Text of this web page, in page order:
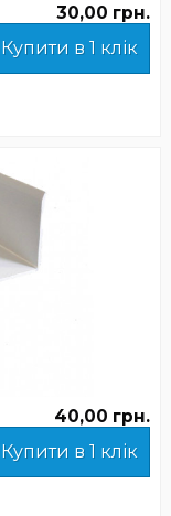
30,00 грн.
Купити в 1 клік
40,00 грн.
Купити в 1 клік